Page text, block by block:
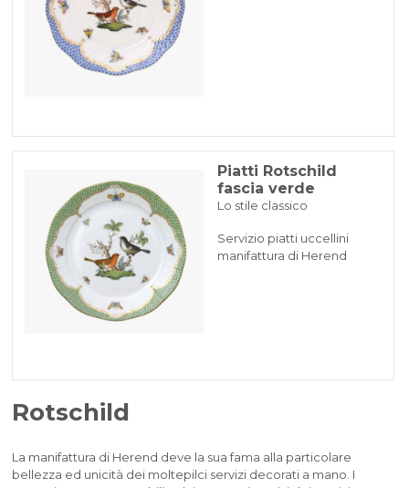
Piatti Rotschild
fascia verde
Lo stile classico
Servizio piatti uccellini
manifattura di Herend
Rotschild
La manifattura di Herend deve la sua fama alla particolare
bellezza ed unicità dei moltepilci servizi decorati a mano. I